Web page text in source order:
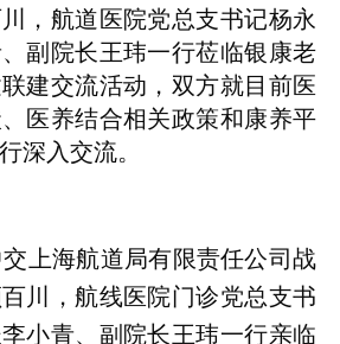
，航道医院党总支书记杨永
副院长王玮一行莅临银康老
建交流活动，双方就目前医
医养结合相关政策和康养平
深入交流。
上海航道局有限责任公司战
川，航线医院门诊党总支书
小青、副院长王玮一行亲临